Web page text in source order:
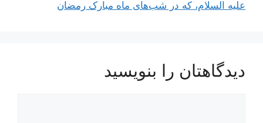
علیه السلام، که در شب‌های ماه مبارک رمضان
دیدگاهتان را بنویسید